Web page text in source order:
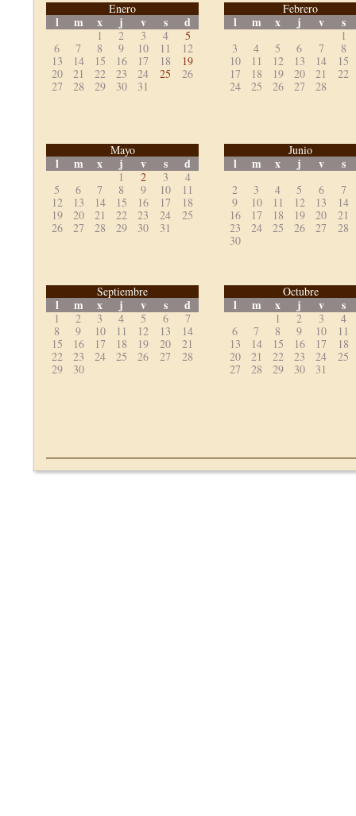
Enero
l m x j v s d
1 2 3 4
5
6
7 8 9 10 11
12
13
14 15 16 17 18
19
20
21 22 23 24 25
26
27
28 29 30 31
Febrero
l m x j v s
1
3
4 5 6 7
8
10
11 12 13 14
15
17
18 19 20 21
22
24
25 26 27 28
Mayo
l m x j v s d
1 2 3
4
5
6 7 8 9 10
11
12
13 14 15 16 17
18
19
20 21 22 23 24
25
26
27 28 29 30 31
Junio
l m x j v s
2 3 4 5 6
7
9
10 11 12 13
14
16
17 18 19 20
21
23
24 25 26 27
28
30
Septiembre
l m x j v s d
1 2 3 4 5 6
7
8
9 10 11 12 13
14
15
16 17 18 19 20
21
22
23 24 25 26 27
28
29
30
Octubre
l m x j v s
1 2 3
4
6
7 8 9 10
11
13
14 15 16 17
18
20
21 22 23 24
25
27
28 29 30 31